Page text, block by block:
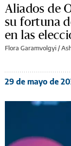
Aliados de
su fortuna
en las
Flora Garamvolgyi /
29 de mayo de